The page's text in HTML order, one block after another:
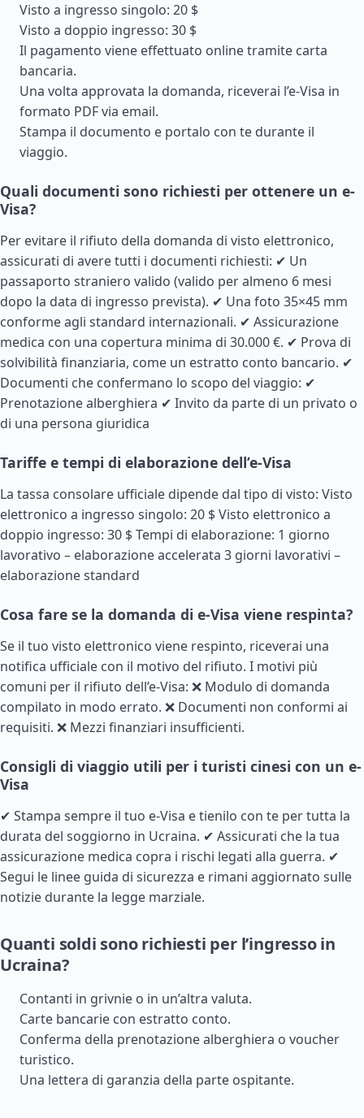
Visto a ingresso singolo: 20 $
Visto a doppio ingresso: 30 $
Il pagamento viene effettuato online tramite carta
bancaria.
Una volta approvata la domanda, riceverai l’e-Visa in
formato PDF via email.
Stampa il documento e portalo con te durante il
viaggio.
Quali documenti sono richiesti per ottenere un e-
Visa?
Per evitare il rifiuto della domanda di visto elettronico,
assicurati di avere tutti i documenti richiesti: ✔ Un
passaporto straniero valido (valido per almeno 6 mesi
dopo la data di ingresso prevista). ✔ Una foto 35×45 mm
conforme agli standard internazionali. ✔ Assicurazione
medica con una copertura minima di 30.000 €. ✔ Prova di
solvibilità finanziaria, come un estratto conto bancario. ✔
Documenti che confermano lo scopo del viaggio: ✔
Prenotazione alberghiera ✔ Invito da parte di un privato o
di una persona giuridica
Tariffe e tempi di elaborazione dell’e-Visa
La tassa consolare ufficiale dipende dal tipo di visto: Visto
elettronico a ingresso singolo: 20 $ Visto elettronico a
doppio ingresso: 30 $ Tempi di elaborazione: 1 giorno
lavorativo – elaborazione accelerata 3 giorni lavorativi –
elaborazione standard
Cosa fare se la domanda di e-Visa viene respinta?
Se il tuo visto elettronico viene respinto, riceverai una
notifica ufficiale con il motivo del rifiuto. I motivi più
comuni per il rifiuto dell’e-Visa: ❌ Modulo di domanda
compilato in modo errato. ❌ Documenti non conformi ai
requisiti. ❌ Mezzi finanziari insufficienti.
Consigli di viaggio utili per i turisti cinesi con un e-
Visa
✔ Stampa sempre il tuo e-Visa e tienilo con te per tutta la
durata del soggiorno in Ucraina. ✔ Assicurati che la tua
assicurazione medica copra i rischi legati alla guerra. ✔
Segui le linee guida di sicurezza e rimani aggiornato sulle
notizie durante la legge marziale.
Quanti soldi sono richiesti per l’ingresso in
Ucraina?
Contanti in grivnie o in un’altra valuta.
Carte bancarie con estratto conto.
Conferma della prenotazione alberghiera o voucher
turistico.
Una lettera di garanzia della parte ospitante.